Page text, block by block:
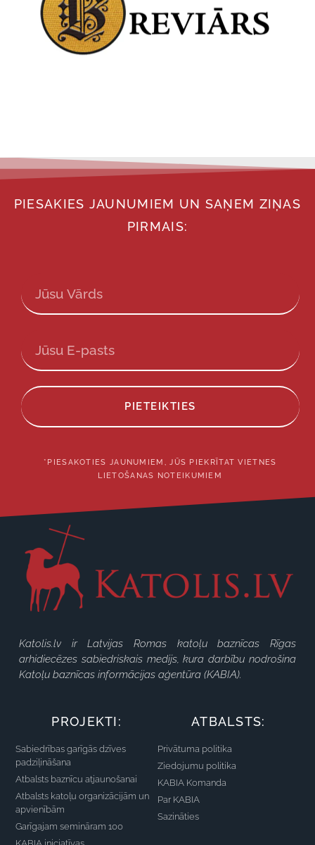
PIESAKIES JAUNUMIEM UN SAŅEM ZIŅAS
PIRMAIS:
PIETEIKTIES
*PIESAKOTIES JAUNUMIEM, JŪS PIEKRĪTAT VIETNES
LIETOŠANAS NOTEIKUMIEM
Katolis.lv ir Latvijas Romas katoļu baznīcas Rīgas
arhidiecēzes sabiedriskais medijs, kura darbību nodrošina
Katoļu baznīcas informācijas aģentūra (KABIA).
PROJEKTI:
Sabiedrības garīgās dzīves
padziļināšana
Atbalsts baznīcu atjaunošanai
Atbalsts katoļu organizācijām un
apvienībām
Garīgajam semināram 100
ATBALSTS:
Privātuma politika
Ziedojumu politika
KABIA Komanda
Par KABIA
Sazināties